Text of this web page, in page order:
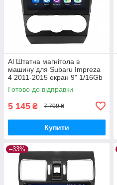
Al Штатна магнітола в
машину для Subaru Impreza
4 2011-2015 екран 9" 1/16Gb
Wi-Fi GPS Base
Готово до відправки
5 145 ₴ 7 709 ₴
Купити
–33%